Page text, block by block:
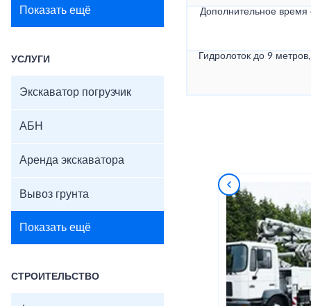
Показать ещё
УСЛУГИ
Экскаватор погрузчик
АБН
Аренда экскаватора
Вывоз грунта
Показать ещё
СТРОИТЕЛЬСТВО
Дополнительное
Гидролоток до 9